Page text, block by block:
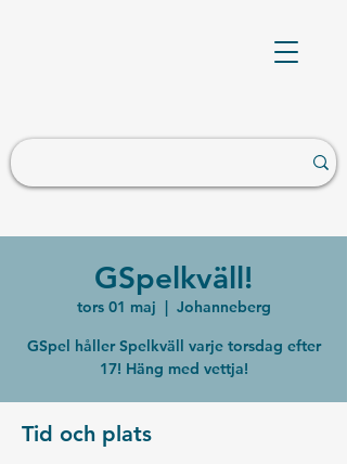
GSpelkväll!
tors 01 maj
  |
Johanneberg
GSpel håller Spelkväll varje torsdag efter
17! Häng med vettja!
Tid och plats